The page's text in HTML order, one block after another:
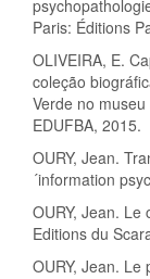
Paris: Éditions
OLIVEIRA, E.
coleção
Verde no
EDUFBA, 2015.
OURY, Jean.
´information
OURY, Jean. Le
Editions du
OURY, Jean.